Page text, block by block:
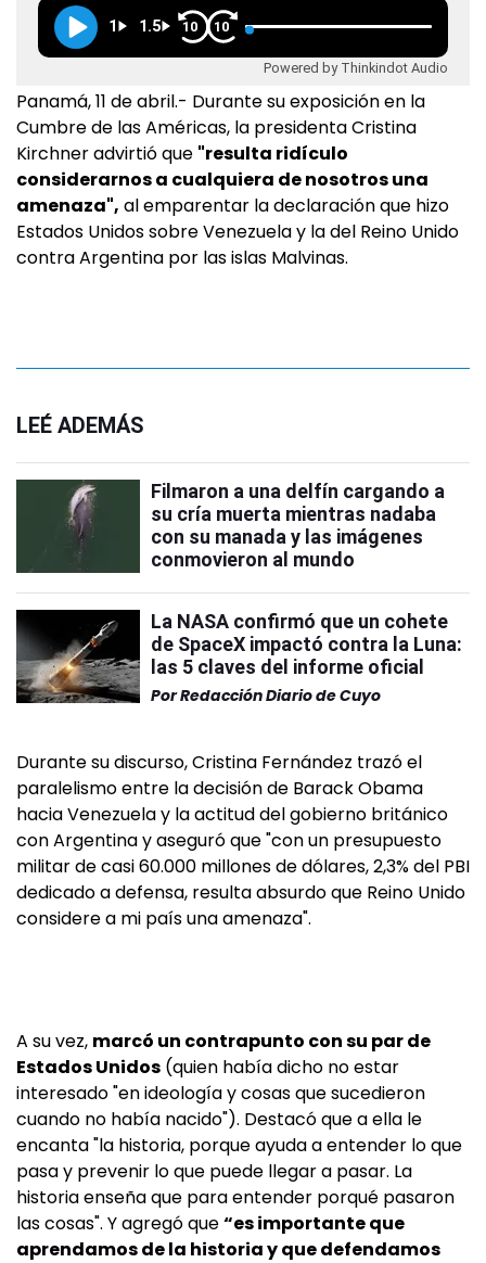
1 1.5 10 10
Powered by Thinkindot Audio
Panamá, 11 de abril.- Durante su exposición en la
Cumbre de las Américas, la presidenta Cristina
Kirchner advirtió que "resulta ridículo
considerarnos a cualquiera de nosotros una
amenaza", al emparentar la declaración que hizo
Estados Unidos sobre Venezuela y la del Reino Unido
contra Argentina por las islas Malvinas.
LEÉ ADEMÁS
Filmaron a una delfín cargando a
su cría muerta mientras nadaba
con su manada y las imágenes
conmovieron al mundo
La NASA confirmó que un cohete
de SpaceX impactó contra la Luna:
las 5 claves del informe oficial
PorRedacción Diario de Cuyo
Durante su discurso, Cristina Fernández trazó el
paralelismo entre la decisión de Barack Obama
hacia Venezuela y la actitud del gobierno británico
con Argentina y aseguró que "con un presupuesto
militar de casi 60.000 millones de dólares, 2,3% del PBI
dedicado a defensa, resulta absurdo que Reino Unido
considere a mi país una amenaza".
A su vez, marcó un contrapunto con su par de
Estados Unidos (quien había dicho no estar
interesado "en ideología y cosas que sucedieron
cuando no había nacido"). Destacó que a ella le
encanta "la historia, porque ayuda a entender lo que
pasa y prevenir lo que puede llegar a pasar. La
historia enseña que para entender porqué pasaron
las cosas". Y agregó que“es importante que
aprendamos de la historia y que defendamos